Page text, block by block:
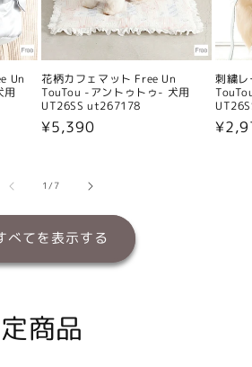
Un
用
花柄カフェマット Free Un
TouTou -アントゥトゥ- 犬用
UT26SS ut267178
通
格
¥5,390
刺繍
通
1/の
7
べてを表示する
商品